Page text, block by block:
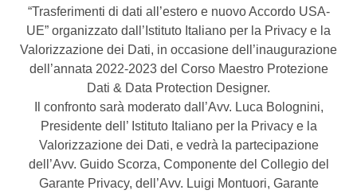
“Trasferimenti di dati all’estero e nuovo Accordo USA-
UE” organizzato dall’Istituto Italiano per la Privacy e la
Valorizzazione dei Dati, in occasione dell’inaugurazione
dell’annata 2022-2023 del Corso Maestro Protezione
Dati & Data Protection Designer.
Il confronto sarà moderato dall’Avv. Luca Bolognini,
Presidente dell’ Istituto Italiano per la Privacy e la
Valorizzazione dei Dati, e vedrà la partecipazione
dell’Avv. Guido Scorza, Componente del Collegio del
Garante Privacy, dell’Avv. Luigi Montuori, Garante